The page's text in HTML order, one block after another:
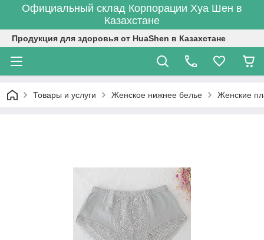
Официальный склад Корпорации Хуа Шен в
Казахстане
Продукция для здоровья от HuaShen в Казахстане
Товары и услуги Женское нижнее белье Женские